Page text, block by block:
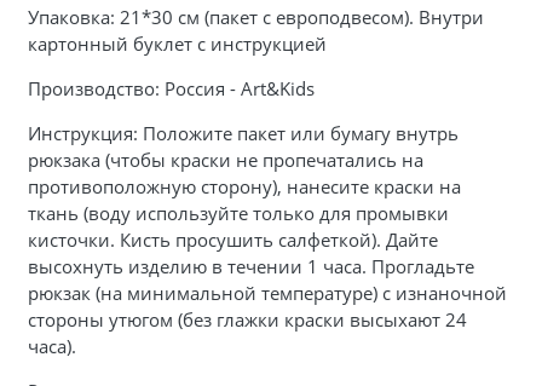
Упаковка: 21*30 см (пакет с европодвесом). Внутри
картонный буклет с инструкцией
Производство: Россия - Art&Kids
Инструкция: Положите пакет или бумагу внутрь
рюкзака (чтобы краски не пропечатались на
противоположную сторону), нанесите краски на
ткань (воду используйте только для промывки
кисточки. Кисть просушить салфеткой). Дайте
высохнуть изделию в течении 1 часа. Прогладьте
рюкзак (на минимальной температуре) с изнаночной
стороны утюгом (без глажки краски высыхают 24
часа).